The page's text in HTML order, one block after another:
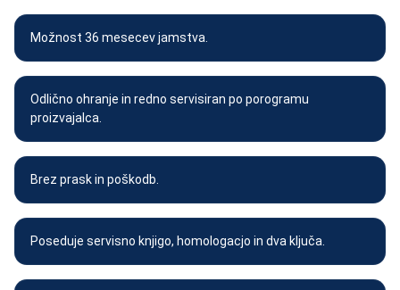
Možnost 36 mesecev jamstva.
Odlično ohranje in redno servisiran po porogramu
proizvajalca.
Brez prask in poškodb.
Poseduje servisno knjigo, homologacjo in dva ključa.